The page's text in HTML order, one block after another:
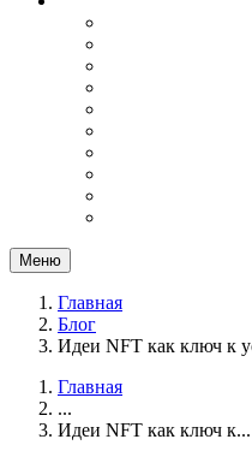
Меню
Главная
Блог
Идеи NFT как ключ к
Главная
...
Идеи NFT как ключ к...